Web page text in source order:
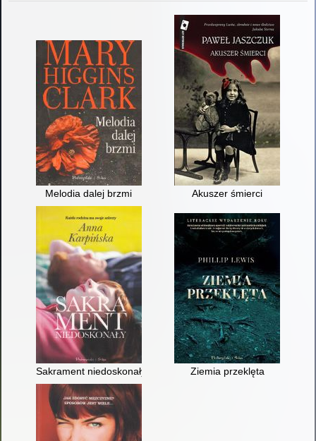
Melodia dalej brzmi Akuszer śmierci
Sakrament niedoskonały Ziemia przeklęta